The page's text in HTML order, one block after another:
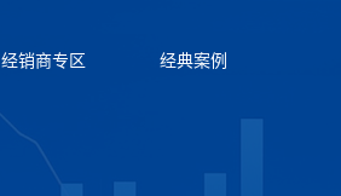
经销商专区 经典案例